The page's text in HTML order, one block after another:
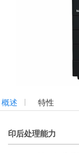
概述 特性
印后处理能力